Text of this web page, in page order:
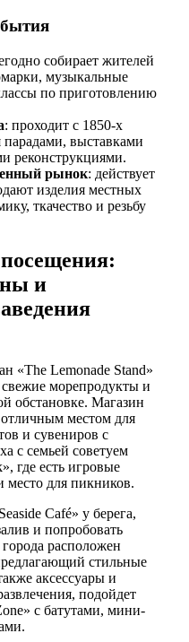
собирает жителей
музыкальные
по приготовлению
: проходит с 1850-х
парадами, выставками
реконструкциями.
рынок: действует
изделия местных
ткачество и резьбу
и
«The Lemonade Stand»
морепродукты и
обстановке. Магазин
отличным местом для
и сувениров с
с семьей советуем
где есть игровые
для пикников.
Café» у берега,
и попробовать
расположен
стильные
аксессуары и
подойдет
с батутами, мини-